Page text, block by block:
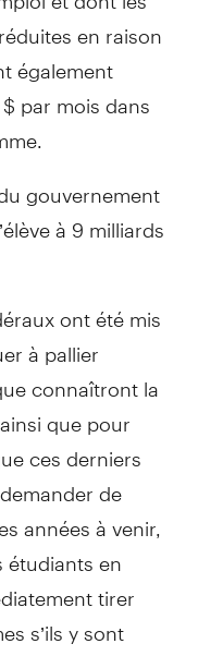
en raison
également
par mois dans
gouvernement
à 9 milliards
ont été mis
à pallier
connaîtront la
que pour
ces derniers
de
années à venir,
étudiants en
tirer
s’ils y sont